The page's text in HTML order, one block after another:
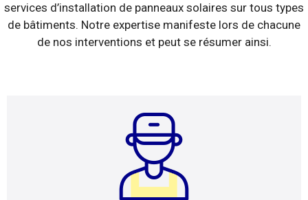
services d’installation de panneaux solaires sur tous types
de bâtiments. Notre expertise manifeste lors de chacune
de nos interventions et peut se résumer ainsi.